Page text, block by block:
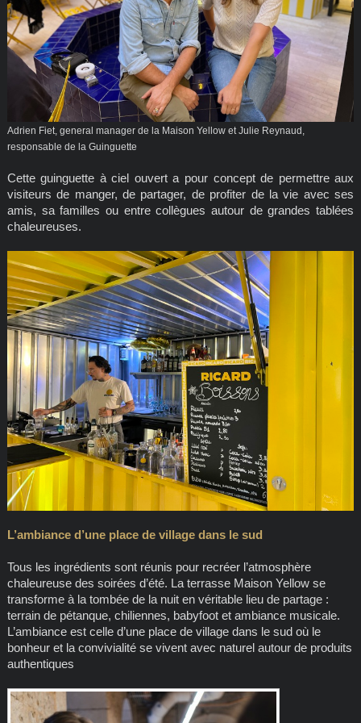
Adrien Fiet, general manager de la Maison Yellow et Julie Reynaud,
responsable de la Guinguette
Cette guinguette à ciel ouvert a pour concept de permettre aux
visiteurs de manger, de partager, de profiter de la vie avec ses
amis, sa familles ou entre collègues autour de grandes tablées
chaleureuses.
L’ambiance d’une place de village dans le sud
Tous les ingrédients sont réunis pour recréer l’atmosphère
chaleureuse des soirées d’été. La terrasse Maison Yellow se
transforme à la tombée de la nuit en véritable lieu de partage :
terrain de pétanque, chiliennes, babyfoot et ambiance musicale.
L’ambiance est celle d’une place de village dans le sud où le
bonheur et la convivialité se vivent avec naturel autour de produits
authentiques